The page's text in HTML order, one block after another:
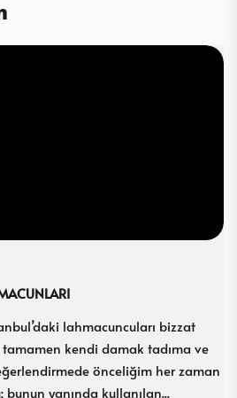
lahmacuncuları bizzat
kendi damak tadıma ve
önceliğim her zaman
yanında kullanılan...